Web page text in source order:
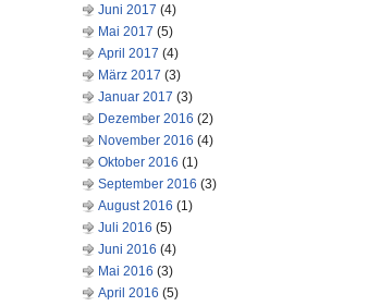
Juni 2017 (4)
Mai 2017 (5)
April 2017 (4)
März 2017 (3)
Januar 2017 (3)
Dezember 2016 (2)
November 2016 (4)
Oktober 2016 (1)
September 2016 (3)
August 2016 (1)
Juli 2016 (5)
Juni 2016 (4)
Mai 2016 (3)
April 2016 (5)